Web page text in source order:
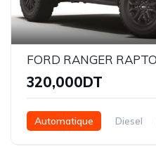
320,000DT
Automatique Diesel